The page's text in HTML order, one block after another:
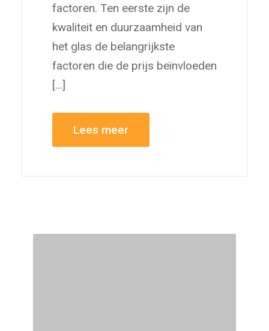
factoren. Ten eerste zijn de
kwaliteit en duurzaamheid van
het glas de belangrijkste
factoren die de prijs beïnvloeden
[…]
Lees meer